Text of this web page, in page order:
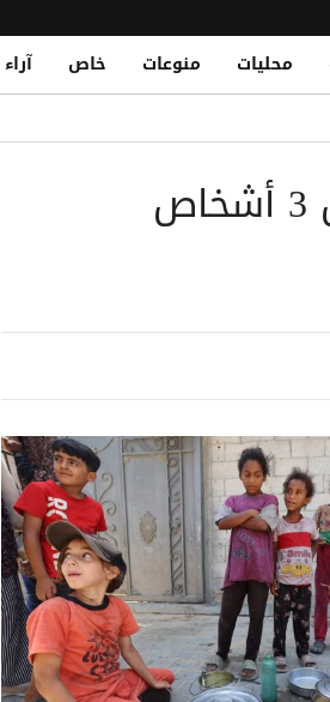
محليات منوعات خاص آراء
تحذير أممي من خطر المجاعة.. واحد من كل 3 أشخاص